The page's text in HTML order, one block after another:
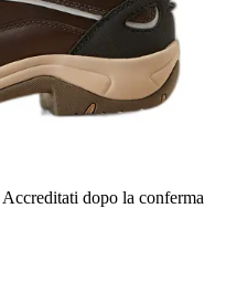
Accreditati dopo la conferma